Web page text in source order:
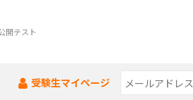
開テスト
受験生マイページ